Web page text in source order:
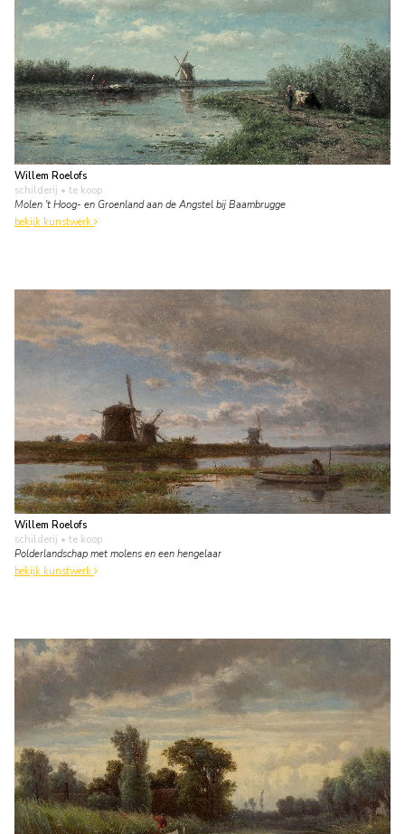
Willem Roelofs
schilderij • te koop
Molen 't Hoog- en Groenland aan de Angstel bij Baambrugge
bekijk kunstwerk
Willem Roelofs
schilderij • te koop
Polderlandschap met molens en een hengelaar
bekijk kunstwerk